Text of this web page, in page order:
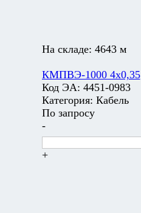
На складе: 4643 м
КМПВЭ-1000 4х0,35
Код ЭА: 4451-0983
Категория: Кабель
По запросу
-
+